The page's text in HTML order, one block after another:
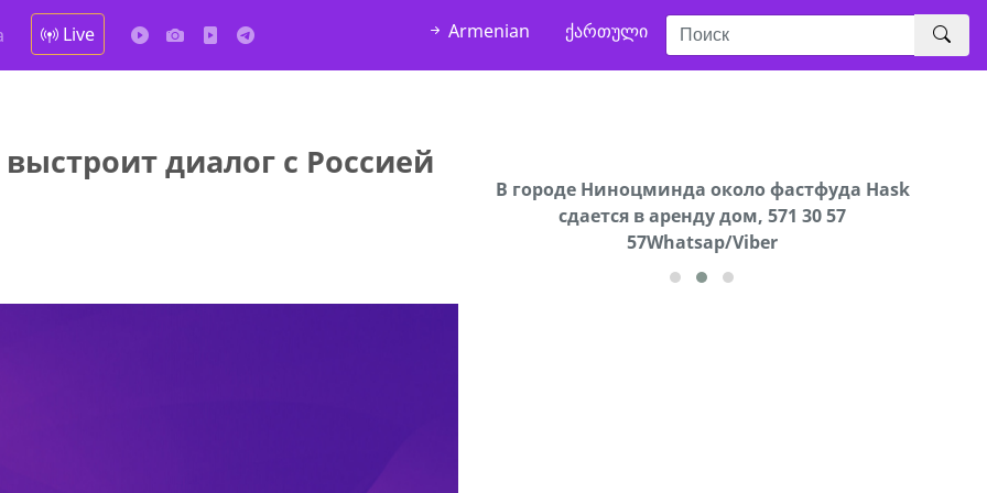
Live Armenian ქართული
диалог с Россией
в
В городе Ниноцминда около фастфуда Hask
cдается в аренду дом, 571 30 57
57Whatsap/Viber
Продается машина марки Prado,571 30 57
57Whatsap/Viber